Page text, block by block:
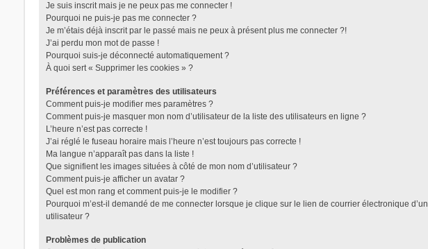
Je suis inscrit mais je ne peux pas me connecter !
Pourquoi ne puis-je pas me connecter ?
Je m’étais déjà inscrit par le passé mais ne peux à présent plus me connecter ?!
J’ai perdu mon mot de passe !
Pourquoi suis-je déconnecté automatiquement ?
À quoi sert « Supprimer les cookies » ?
Préférences et paramètres des utilisateurs
Comment puis-je modifier mes paramètres ?
Comment puis-je masquer mon nom d’utilisateur de la liste des utilisateurs en ligne ?
L’heure n’est pas correcte !
J’ai réglé le fuseau horaire mais l’heure n’est toujours pas correcte !
Ma langue n’apparaît pas dans la liste !
Que signifient les images situées à côté de mon nom d’utilisateur ?
Comment puis-je afficher un avatar ?
Quel est mon rang et comment puis-je le modifier ?
Pourquoi m’est-il demandé de me connecter lorsque je clique sur le lien de courrier électronique d’un
utilisateur ?
Problèmes de publication